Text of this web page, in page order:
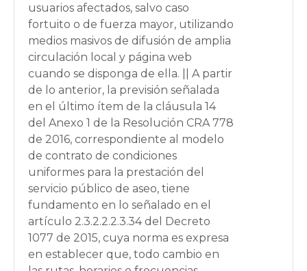
usuarios afectados, salvo caso
fortuito o de fuerza mayor, utilizando
medios masivos de difusión de amplia
circulación local y página web
cuando se disponga de ella. || A partir
de lo anterior, la previsión señalada
en el último ítem de la cláusula 14
del Anexo 1 de la Resolución CRA 778
de 2016, correspondiente al modelo
de contrato de condiciones
uniformes para la prestación del
servicio público de aseo, tiene
fundamento en lo señalado en el
artículo 2.3.2.2.2.3.34 del Decreto
1077 de 2015, cuya norma es expresa
en establecer que, todo cambio en